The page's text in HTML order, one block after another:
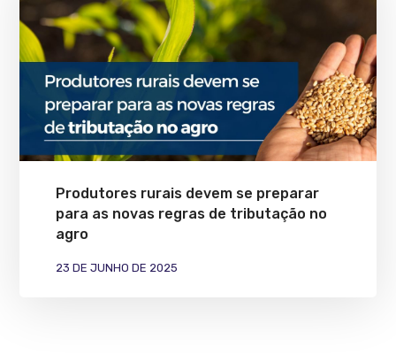
Produtores rurais devem se preparar
para as novas regras de tributação no
agro
23 DE JUNHO DE 2025